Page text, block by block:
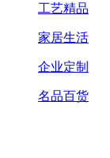
工艺精品
家居生活
企业定制
名品百货